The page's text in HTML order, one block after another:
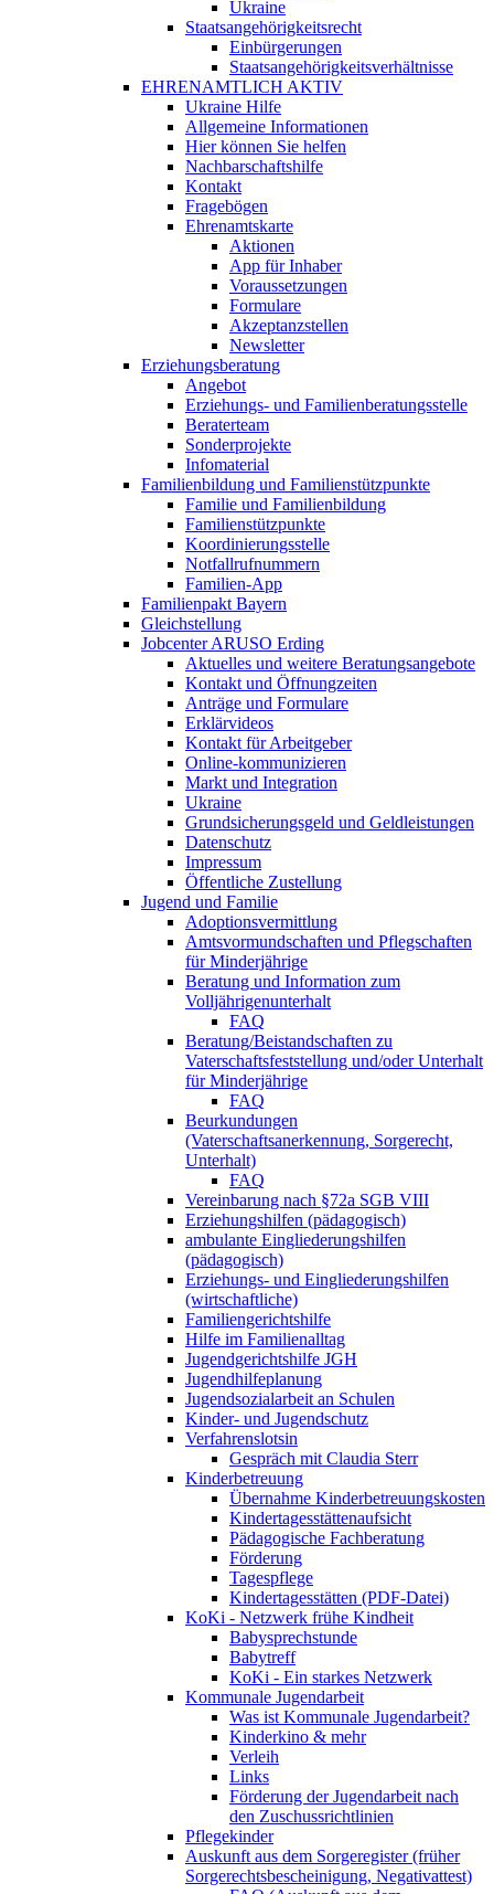
Ukraine
Staatsangehörigkeitsrecht
Einbürgerungen
Staatsangehörigkeitsverhältnisse
EHRENAMTLICH AKTIV
Ukraine Hilfe
Allgemeine Informationen
Hier können Sie helfen
Nachbarschaftshilfe
Kontakt
Fragebögen
Ehrenamtskarte
Aktionen
App für Inhaber
Voraussetzungen
Formulare
Akzeptanzstellen
Newsletter
Erziehungsberatung
Angebot
Erziehungs- und Familienberatungsstelle
Beraterteam
Sonderprojekte
Infomaterial
Familienbildung und Familienstützpunkte
Familie und Familienbildung
Familienstützpunkte
Koordinierungsstelle
Notfallrufnummern
Familien-App
Familienpakt Bayern
Gleichstellung
Jobcenter ARUSO Erding
Aktuelles und weitere Beratungsangebote
Kontakt und Öffnungzeiten
Anträge und Formulare
Erklärvideos
Kontakt für Arbeitgeber
Online-kommunizieren
Markt und Integration
Ukraine
Grundsicherungsgeld und Geldleistungen
Datenschutz
Impressum
Öffentliche Zustellung
Jugend und Familie
Adoptionsvermittlung
Amtsvormundschaften und Pflegschaften
für Minderjährige
Beratung und Information zum
Volljährigenunterhalt
FAQ
Beratung/Beistandschaften zu
Vaterschaftsfeststellung und/oder Unterhalt
für Minderjährige
FAQ
Beurkundungen
(Vaterschaftsanerkennung, Sorgerecht,
Unterhalt)
FAQ
Vereinbarung nach §72a SGB VIII
Erziehungshilfen (pädagogisch)
ambulante Eingliederungshilfen
(pädagogisch)
Erziehungs- und Eingliederungshilfen
(wirtschaftliche)
Familiengerichtshilfe
Hilfe im Familienalltag
Jugendgerichtshilfe JGH
Jugendhilfeplanung
Jugendsozialarbeit an Schulen
Kinder- und Jugendschutz
Verfahrenslotsin
Gespräch mit Claudia Sterr
Kinderbetreuung
Übernahme Kinderbetreuungskosten
Kindertagesstättenaufsicht
Pädagogische Fachberatung
Förderung
Tagespflege
Kindertagesstätten (PDF-Datei)
KoKi - Netzwerk frühe Kindheit
Babysprechstunde
Babytreff
KoKi - Ein starkes Netzwerk
Kommunale Jugendarbeit
Was ist Kommunale Jugendarbeit?
Kinderkino & mehr
Verleih
Links
Förderung der Jugendarbeit nach
den Zuschussrichtlinien
Pflegekinder
Auskunft aus dem Sorgeregister (früher
Sorgerechtsbescheinigung, Negativattest)